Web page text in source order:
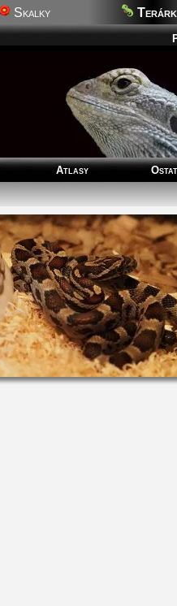
Skalky
Atlasy